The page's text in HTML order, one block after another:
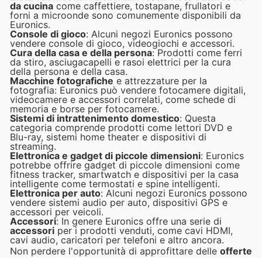
da cucina come caffettiere, tostapane, frullatori e
forni a microonde sono comunemente disponibili da
Euronics.
Console di gioco: Alcuni negozi Euronics possono
vendere console di gioco, videogiochi e accessori.
Cura della casa e della persona: Prodotti come ferri
da stiro, asciugacapelli e rasoi elettrici per la cura
della persona e della casa.
Macchine fotografiche e attrezzature per la
fotografia: Euronics può vendere fotocamere digitali,
videocamere e accessori correlati, come schede di
memoria e borse per fotocamere.
Sistemi di intrattenimento domestico: Questa
categoria comprende prodotti come lettori DVD e
Blu-ray, sistemi home theater e dispositivi di
streaming.
Elettronica e gadget di piccole dimensioni: Euronics
potrebbe offrire gadget di piccole dimensioni come
fitness tracker, smartwatch e dispositivi per la casa
intelligente come termostati e spine intelligenti.
Elettronica per auto: Alcuni negozi Euronics possono
vendere sistemi audio per auto, dispositivi GPS e
accessori per veicoli.
Accessori: In genere Euronics offre una serie di
accessori per i prodotti venduti, come cavi HDMI,
cavi audio, caricatori per telefoni e altro ancora.
Non perdere l'opportunità di approfittare delle offerte